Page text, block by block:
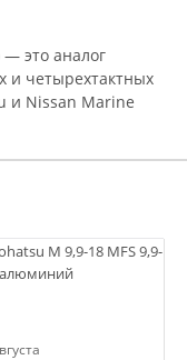
— это аналог
и четырехтактных
и Nissan Marine
M 9,9-18 MFS 9,9-
алюминий